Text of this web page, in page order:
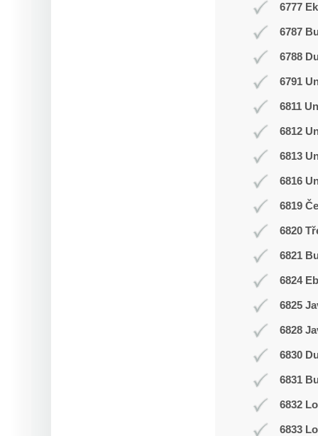
6777
6787
6788
6791
6811
6812
6813
6816
6819
6820
6821
6824
6825
6828
6830
6831
6832
6833